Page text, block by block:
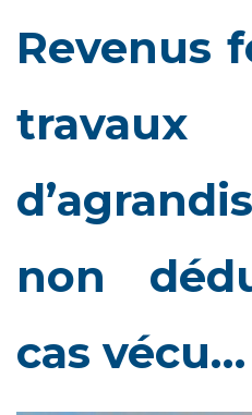
Revenus
travaux
non
cas vécu…